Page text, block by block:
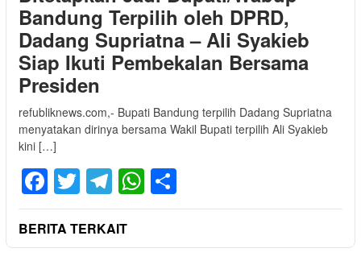
Bandung Terpilih oleh DPRD,
Dadang Supriatna – Ali Syakieb
Siap Ikuti Pembekalan Bersama
Presiden
refubliknews.com,- Bupati Bandung terpilih Dadang Supriatna
menyatakan dirinya bersama Wakil Bupati terpilih Ali Syakieb
kini […]
Facebook
Twitter
Telegram
WhatsApp
BERITA TERKAIT